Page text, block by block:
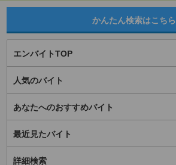
かんたん検索はこちら
エンバイトTOP
人気のバイト
あなたへのおすすめバイト
最近見たバイト
詳細検索